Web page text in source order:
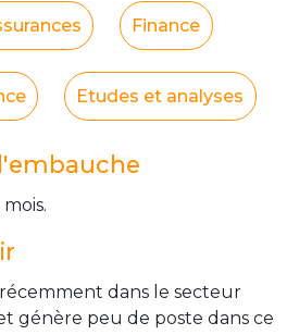
Finance
Etudes et analyses
dans le secteur
génère peu de poste dans ce